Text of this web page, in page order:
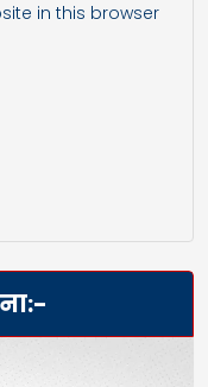
in this browser